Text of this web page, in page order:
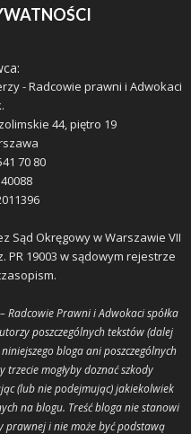
- Radcowie prawni i Adwokaci
44, piętro 19
70 80
Sąd Okręgowy w Warszawie VII
PR 19003 w sądowym rejestrze
– Radcowie Prawni i Adwokaci spółka
poszczególnych tekstów (dalej
bloga ani poszczególnych
mogłyby doznać szkody
(lub nie podejmując) jakiekolwiek
na blogu. Treść bloga nie stanowi
i nie może być podstawą